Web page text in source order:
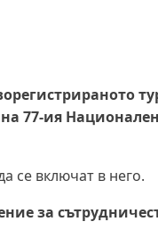
77-ия
се включат в него.
за